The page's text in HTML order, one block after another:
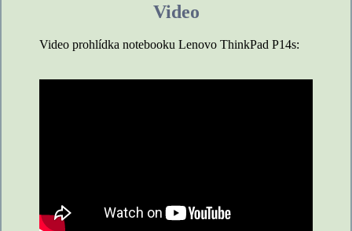
Video
Video prohlídka notebooku Lenovo ThinkPad P14s: